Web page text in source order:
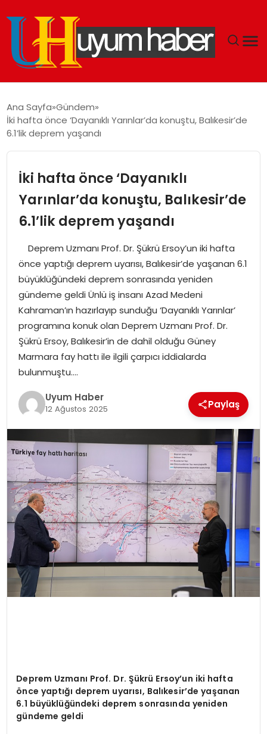
EKONOMI
SPOR
TEKNOLOJI
SAĞLIK
MAGAZIN
YAŞAM
Ana Sayfa Gündem
İki hafta önce ‘Dayanıklı Yarınlar’da konuştu, Balıkesir’de
6.1’lik deprem yaşandı
İki hafta önce ‘Dayanıklı
Yarınlar’da konuştu, Balıkesir’de
6.1’lik deprem yaşandı
Deprem Uzmanı Prof. Dr. Şükrü Ersoy’un iki hafta
önce yaptığı deprem uyarısı, Balıkesir’de yaşanan 6.1
büyüklüğündeki deprem sonrasında yeniden
gündeme geldi Ünlü iş insanı Azad Medeni
Kahraman’ın hazırlayıp sunduğu ‘Dayanıklı Yarınlar’
programına konuk olan Deprem Uzmanı Prof. Dr.
Şükrü Ersoy, Balıkesir’in de dahil olduğu Güney
Marmara fay hattı ile ilgili çarpıcı iddialarda
bulunmuştu….
Uyum Haber
12 Ağustos 2025 Paylaş
Deprem Uzmanı Prof. Dr. Şükrü Ersoy’un iki hafta
önce yaptığı deprem uyarısı, Balıkesir’de yaşanan
6.1 büyüklüğündeki deprem sonrasında yeniden
gündeme geldi